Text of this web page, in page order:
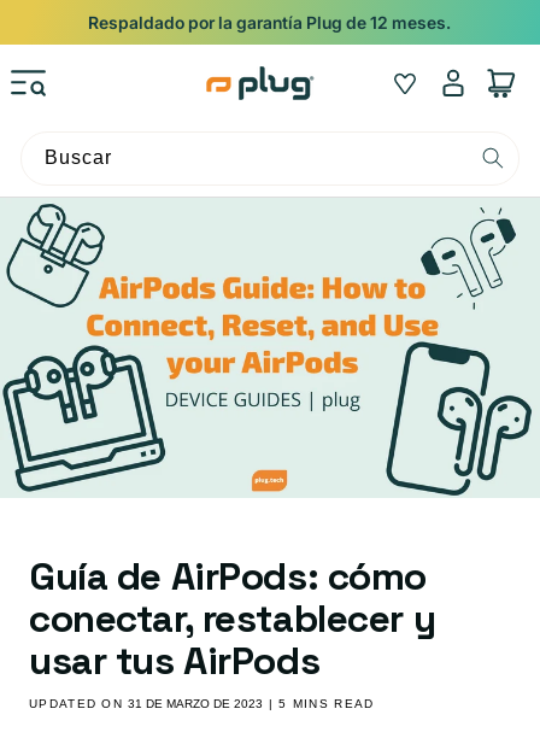
Ir al contenido
Respaldado por la garantía Plug de 12 meses.
Wishlist
Iniciar
sesión
Carrito
Buscar
Guía de AirPods: cómo
conectar, restablecer y
usar tus AirPods
UPDATED ON31 DE MARZO DE 2023 | 5 MINS READ